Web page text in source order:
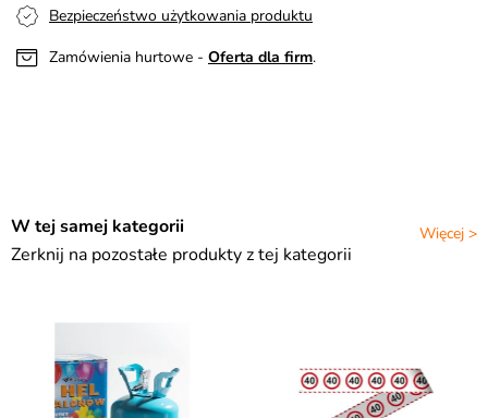
Bezpieczeństwo użytkowania produktu
Zamówienia hurtowe - Oferta dla firm.
Więcej >
W tej samej kategorii
Zerknij na pozostałe produkty z tej kategorii